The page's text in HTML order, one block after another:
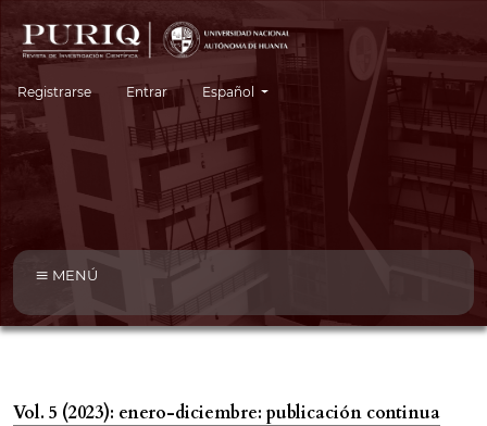
Registrarse Entrar Cambiar el idioma. El idioma actual es:
Español
MENÚ
Vol. 5 (2023): enero-diciembre: publicación continua